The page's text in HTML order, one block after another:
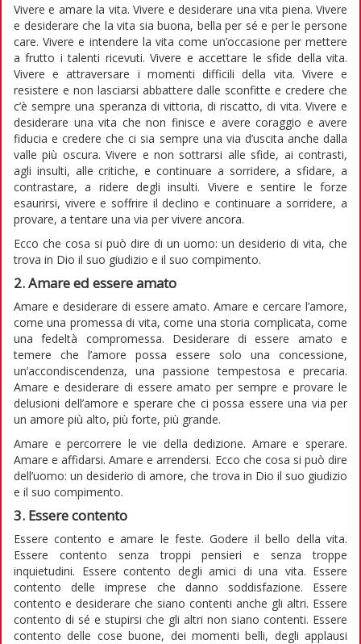
Vivere e amare la vita. Vivere e desiderare una vita piena. Vivere
e desiderare che la vita sia buona, bella per sé e per le persone
care. Vivere e intendere la vita come un’occasione per mettere
a frutto i talenti ricevuti. Vivere e accettare le sfide della vita.
Vivere e attraversare i momenti difficili della vita. Vivere e
resistere e non lasciarsi abbattere dalle sconfitte e credere che
c’è sempre una speranza di vittoria, di riscatto, di vita. Vivere e
desiderare una vita che non finisce e avere coraggio e avere
fiducia e credere che ci sia sempre una via d’uscita anche dalla
valle più oscura. Vivere e non sottrarsi alle sfide, ai contrasti,
agli insulti, alle critiche, e continuare a sorridere, a sfidare, a
contrastare, a ridere degli insulti. Vivere e sentire le forze
esaurirsi, vivere e soffrire il declino e continuare a sorridere, a
provare, a tentare una via per vivere ancora.
Ecco che cosa si può dire di un uomo: un desiderio di vita, che
trova in Dio il suo giudizio e il suo compimento.
2. Amare ed essere amato
Amare e desiderare di essere amato. Amare e cercare l’amore,
come una promessa di vita, come una storia complicata, come
una fedeltà compromessa. Desiderare di essere amato e
temere che l’amore possa essere solo una concessione,
un’accondiscendenza, una passione tempestosa e precaria.
Amare e desiderare di essere amato per sempre e provare le
delusioni dell’amore e sperare che ci possa essere una via per
un amore più alto, più forte, più grande.
Amare e percorrere le vie della dedizione. Amare e sperare.
Amare e affidarsi. Amare e arrendersi. Ecco che cosa si può dire
dell’uomo: un desiderio di amore, che trova in Dio il suo giudizio
e il suo compimento.
3. Essere contento
Essere contento e amare le feste. Godere il bello della vita.
Essere contento senza troppi pensieri e senza troppe
inquietudini. Essere contento degli amici di una vita. Essere
contento delle imprese che danno soddisfazione. Essere
contento e desiderare che siano contenti anche gli altri. Essere
contento di sé e stupirsi che gli altri non siano contenti. Essere
contento delle cose buone, dei momenti belli, degli applausi